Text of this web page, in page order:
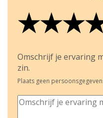
★
★★
★★★
★★★
★★★
Omschrijf je ervaring
zin.
Plaats geen